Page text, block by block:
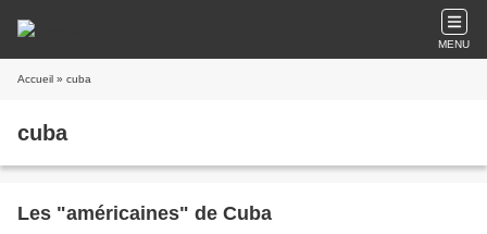
MENU
Accueil » cuba
cuba
Les "américaines" de Cuba